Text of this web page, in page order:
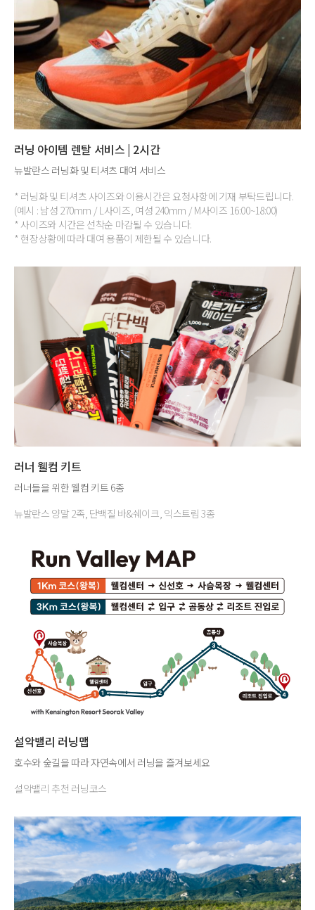
러닝 아이템 렌탈 서비스 | 2시간
뉴발란스 러닝화 및 티셔츠 대여 서비스
* 러닝화 및 티셔츠 사이즈와 이용시간은 요청사항에 기재 부탁드립니다.
(예시 : 남성 270mm / L사이즈, 여성 240mm / M사이즈 16:00~18:00)
* 사이즈와 시간은 선착순 마감될 수 있습니다.
* 현장상황에 따라 대여 용품이 제한될 수 있습니다.
러너 웰컴 키트
러너들을 위한 웰컴 키트 6종
뉴발란스 양말 2족, 단백질 바&쉐이크, 익스트림 3종
설악밸리 러닝맵
호수와 숲길을 따라 자연속에서 러닝을 즐겨보세요
설악밸리 추천 러닝코스